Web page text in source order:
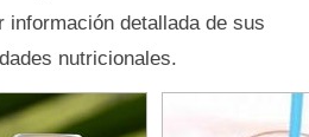
información detallada de sus
nutricionales.